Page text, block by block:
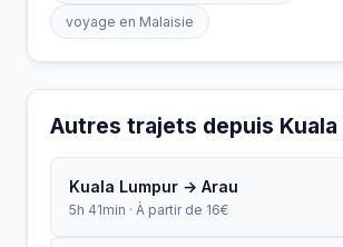
voyage en Malaisie
Autres trajets depuis Kuala
Kuala Lumpur → Arau
5h 41min · À partir de 16€